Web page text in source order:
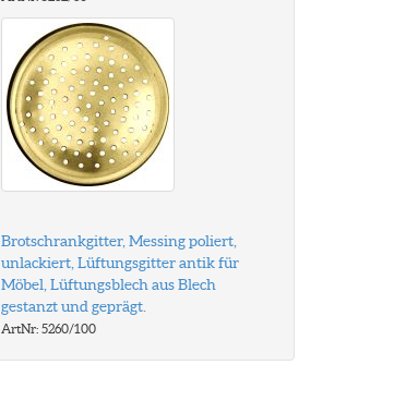
Brotschrankgitter, Messing poliert,
unlackiert, Lüftungsgitter antik für
Möbel, Lüftungsblech aus Blech
gestanzt und geprägt.
ArtNr: 5260/100